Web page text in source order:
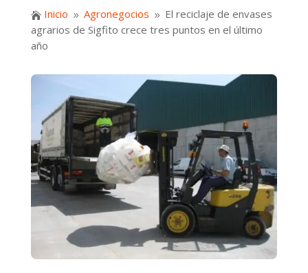
 Inicio 9 Agronegocios 9 El reciclaje de envases
agrarios de Sigfito crece tres puntos en el último
año